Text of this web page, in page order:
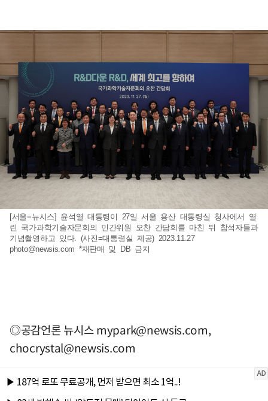
[서울=뉴시스] 윤석열 대통령이 27일 서울 용산 대통령실 청사에서 열
린 국가과학기술자문회의 민간위원 오찬 간담회를 마친 뒤 참석자들과
기념촬영하고 있다. (사진=대통령실 제공) 2023.11.27
photo@newsis.com *재판매 및 DB 금지
◎공감언론 뉴시스mypark@newsis.com,
chocrystal@newsis.com